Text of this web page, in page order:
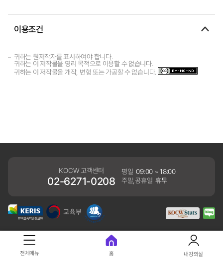
이용조건
귀하는 원저작자를 표시하여야 합니다.
귀하는 이 저작물을 영리 목적으로 이용할 수 없습니다.
귀하는 이 저작물을 개작, 변형 또는 가공할 수 없습니다.
KOCW 고객센터
02-6271-0208
평일 09:00 ~ 18:00
주말,공휴일 휴무
개인정보처리방침
41061 대구광역시 동구 동내로 64 (동내동 1119) 우)41061
전체메뉴 홈 내강의실